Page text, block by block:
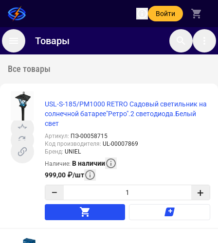
Войти
Товары
Все товары
USL-S-185/PM1000 RETRO Садовый светильник на
солнечной батарее"Ретро".2 светодиода.Белый
свет
Артикул: ПЭ-00058715
Код производителя: UL-00007869
Бренд: UNIEL
Наличие: В наличии
999,00 ₽/шт
− +